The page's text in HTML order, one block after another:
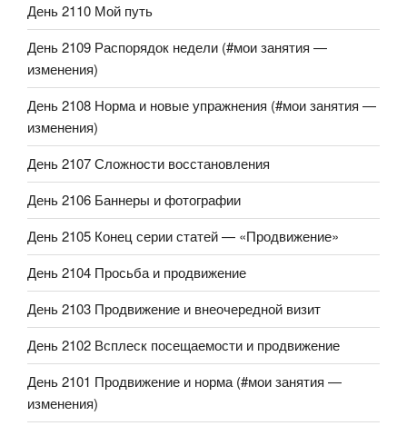
День 2110 Мой путь
День 2109 Распорядок недели (#мои занятия —
изменения)
День 2108 Норма и новые упражнения (#мои занятия —
изменения)
День 2107 Сложности восстановления
День 2106 Баннеры и фотографии
День 2105 Конец серии статей — «Продвижение»
День 2104 Просьба и продвижение
День 2103 Продвижение и внеочередной визит
День 2102 Всплеск посещаемости и продвижение
День 2101 Продвижение и норма (#мои занятия —
изменения)